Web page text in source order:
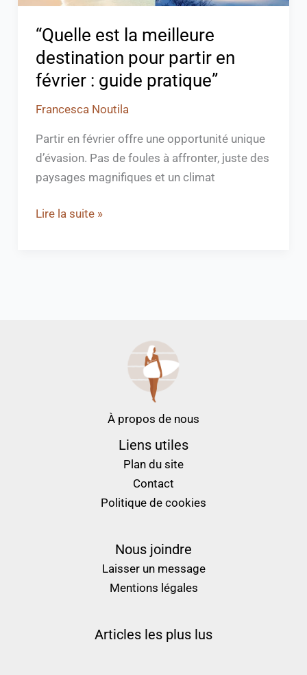
“Quelle est la meilleure
destination pour partir en
février : guide pratique”
Francesca Noutila
Partir en février offre une opportunité unique
d’évasion. Pas de foules à affronter, juste des
paysages magnifiques et un climat
pratique”
Lire la suite »
À propos de nous
Liens utiles
Plan du site
Contact
Politique de cookies
Nous joindre
Laisser un message
Mentions légales
Articles les plus lus